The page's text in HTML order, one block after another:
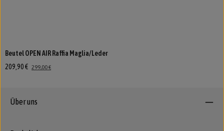
Beutel OPEN AIR Raffia Maglia/Leder
209,90 € 299,00 €
Über uns